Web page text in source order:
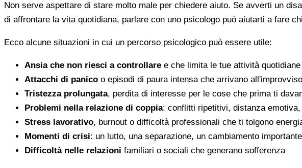
Non serve aspettare di stare molto male per chiedere aiuto. Se avverti un
di affrontare la vita quotidiana, parlare con uno psicologo può aiutarti a fare
Ecco alcune situazioni in cui un percorso psicologico può essere utile:
Ansia che non riesci a controllare e che limita le tue attività quotidiane
Attacchi di panico o episodi di paura intensa che arrivano all'improvviso
Tristezza prolungata, perdita di interesse per le cose che prima ti
Problemi nella relazione di coppia: conflitti ripetitivi, distanza
Stress lavorativo, burnout o difficoltà professionali che ti tolgono
Momenti di crisi: un lutto, una separazione, un cambiamento
Difficoltà nelle relazioni familiari o sociali che generano sofferenza